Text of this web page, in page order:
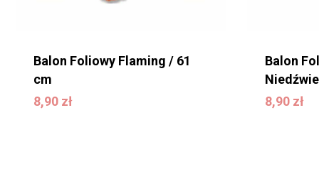
Balon Foliowy Flaming / 61
cm
8,90 zł
8,90
Balon
8,90 zł
8,90